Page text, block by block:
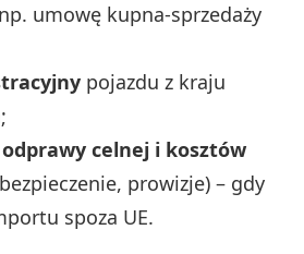
umowę kupna‑sprzedaży
pojazdu z kraju
celnej i kosztów
prowizje) – gdy
spoza UE.